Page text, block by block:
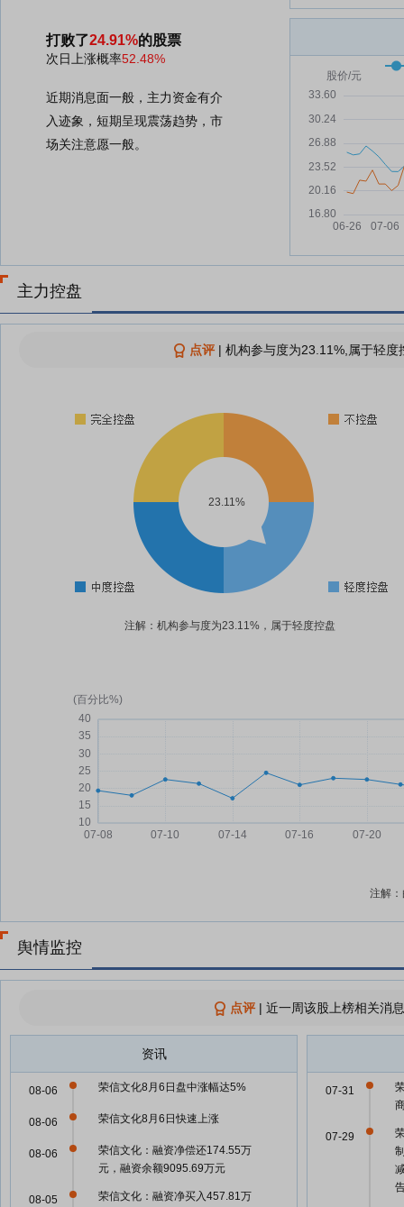
打败了24.91%的股票
次日上涨概率52.48%
近期消息面一般，主力资金有介
入迹象，短期呈现震荡趋势，市
场关注意愿一般。
主力控盘
点评| 机构参与度为23.11%,属于轻
23.11%
注解：机构参与度为23.11%，属于轻度控盘
注解
舆情监控
点评| 近一周该股上榜相关消
资讯
荣信文化8月6日盘中涨幅达5%
08-06
荣信文化8月6日快速上涨
08-06
荣信文化：融资净偿还174.55万
元，融资余额9095.69万元
08-06
荣信文化：融资净买入457.81万
08-05
07-31
07-29